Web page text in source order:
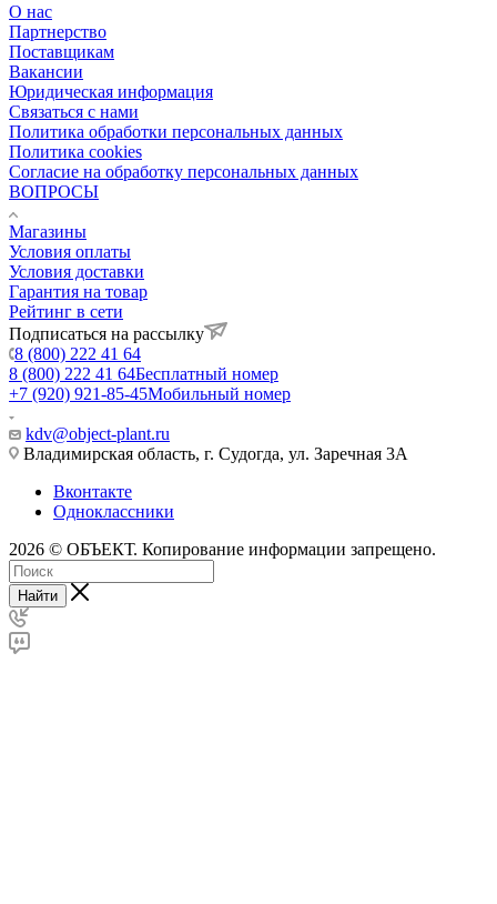
О нас
Партнерство
Поставщикам
Вакансии
Юридическая информация
Связаться с нами
Политика обработки персональных данных
Политика cookies
Согласие на обработку персональных данных
ВОПРОСЫ
Магазины
Условия оплаты
Условия доставки
Гарантия на товар
Рейтинг в сети
Подписаться на рассылку
8 (800) 222 41 64
8 (800) 222 41 64Бесплатный номер
+7 (920) 921-85-45Мобильный номер
kdv@object-plant.ru
Владимирская область, г. Судогда, ул. Заречная 3А
Вконтакте
Одноклассники
2026 © ОБЪЕКТ. Копирование информации запрещено.
Найти